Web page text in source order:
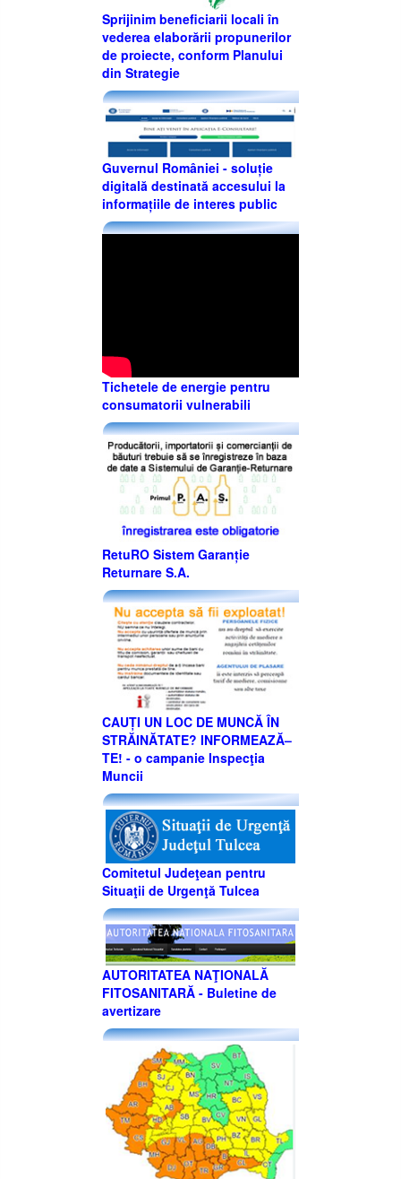
Sprijinim beneficiarii locali în
vederea elaborării propunerilor
de proiecte, conform Planului
din Strategie
Guvernul României - soluție
digitală destinată accesului la
informațiile de interes public
Tichetele de energie pentru
consumatorii vulnerabili
RetuRO Sistem Garanție
Returnare S.A.
CAUȚI UN LOC DE MUNCĂ ÎN
STRĂINĂTATE? INFORMEAZĂ–
TE! - o campanie Inspecţia
Muncii
Comitetul Judeţean pentru
Situaţii de Urgenţă Tulcea
AUTORITATEA NAŢIONALĂ
FITOSANITARĂ - Buletine de
avertizare